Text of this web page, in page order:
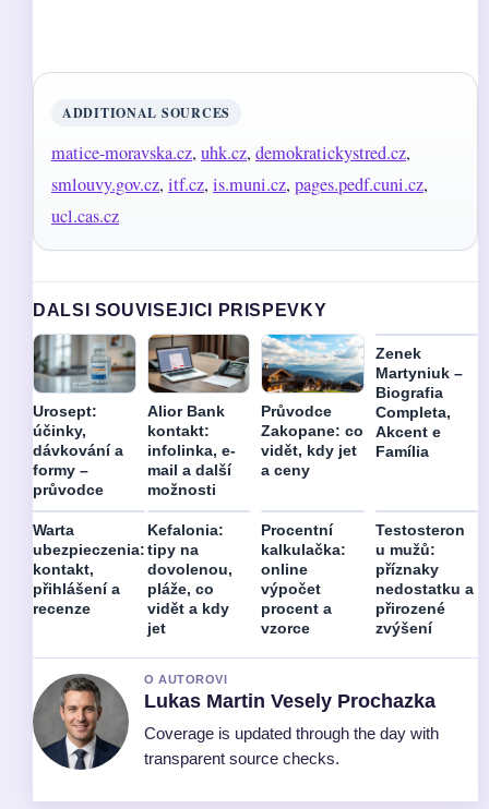
ADDITIONAL SOURCES
matice-moravska.cz, uhk.cz, demokratickystred.cz,
smlouvy.gov.cz, itf.cz, is.muni.cz, pages.pedf.cuni.cz,
ucl.cas.cz
DALSI SOUVISEJICI PRISPEVKY
Urosept:
účinky,
dávkování a
formy –
průvodce
Alior Bank
kontakt:
infolinka, e-
mail a další
možnosti
Průvodce
Zakopane: co
vidět, kdy jet
a ceny
Zenek
Martyniuk –
Biografia
Completa,
Akcent e
Família
Warta
ubezpieczenia:
kontakt,
přihlášení a
recenze
Kefalonia:
tipy na
dovolenou,
pláže, co
vidět a kdy
jet
Procentní
kalkulačka:
online
výpočet
procent a
vzorce
Testosteron
u mužů:
příznaky
nedostatku a
přirozené
zvýšení
O AUTOROVI
Lukas Martin Vesely Prochazka
Coverage is updated through the day with
transparent source checks.